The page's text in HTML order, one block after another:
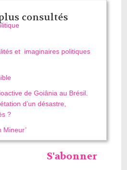
consultés
et imaginaires politiques
de Goiânia au Brésil.
d’un désastre,
?
Mineur’
S'abonner